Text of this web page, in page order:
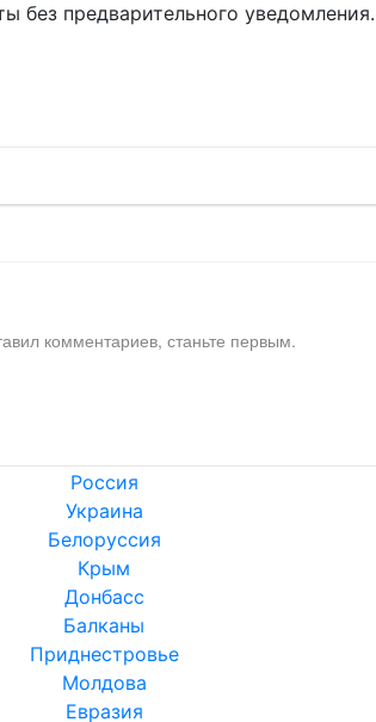
без предварительного уведомления.
комментариев, станьте первым.
Россия
Украина
Белоруссия
Крым
Донбасс
Балканы
Приднестровье
Молдова
Евразия